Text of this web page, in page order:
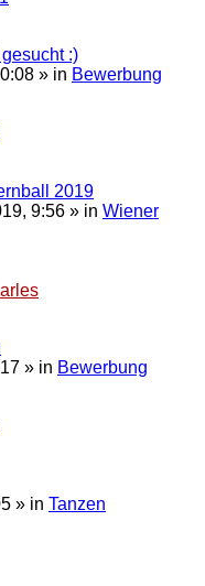
:)
» in Bewerbung
2019
9:56 » in Wiener
» in Bewerbung
» in Tanzen